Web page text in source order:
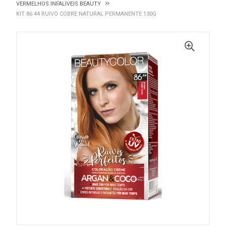
VERMELHOS INFALIVEIS BEAUTY
KIT 86.44 RUIVO COBRE NATURAL PERMANENTE 130G